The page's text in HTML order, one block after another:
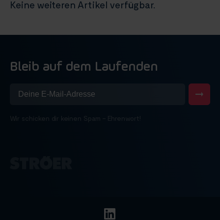
Keine weiteren Artikel verfügbar.
Bleib auf dem Laufenden
Wir schicken dir keinen Spam – Ehrenwort!